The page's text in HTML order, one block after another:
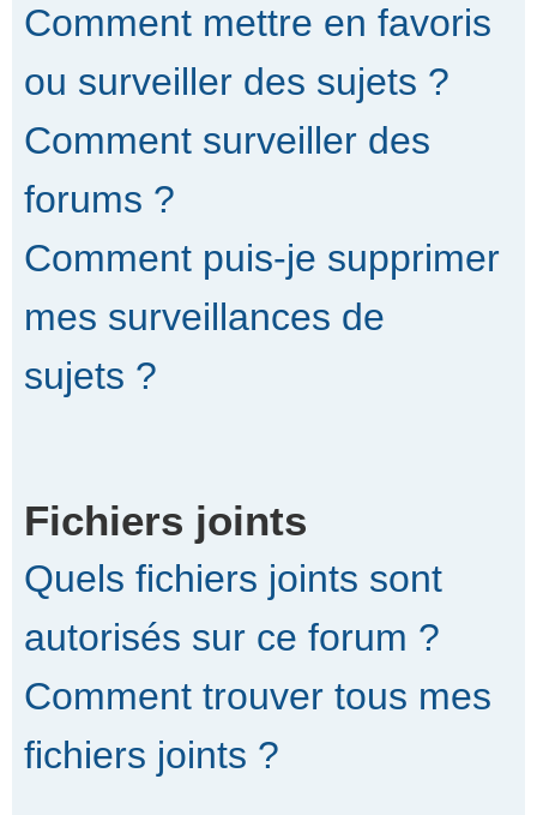
Comment mettre en favoris
ou surveiller des sujets ?
Comment surveiller des
forums ?
Comment puis-je supprimer
mes surveillances de
sujets ?
Fichiers joints
Quels fichiers joints sont
autorisés sur ce forum ?
Comment trouver tous mes
fichiers joints ?